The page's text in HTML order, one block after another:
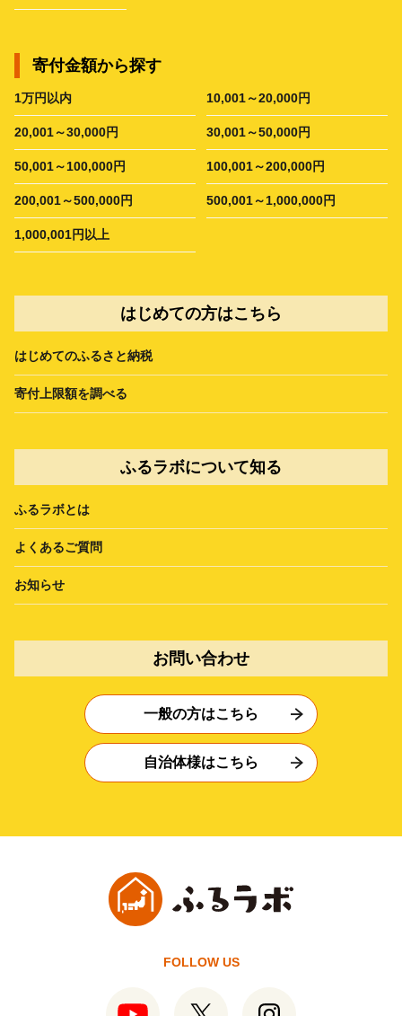
寄付金額から探す
1万円以内 10,001～20,000円
20,001～30,000円 30,001～50,000円
50,001～100,000円 100,001～200,000円
200,001～500,000円 500,001～1,000,000円
1,000,001円以上
はじめての方はこちら
はじめてのふるさと納税
寄付上限額を調べる
ふるラボについて知る
ふるラボとは
よくあるご質問
お知らせ
お問い合わせ
一般の方はこちら
自治体様はこちら
FOLLOW US